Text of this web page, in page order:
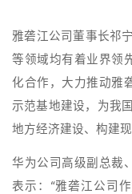
雅砻江公司董事长祁
等领域均有着业界领
化合作，大力推动雅
示范基地建设，为我
地方经济建设、构建
华为公司高级副总裁
表示：“雅砻江公司